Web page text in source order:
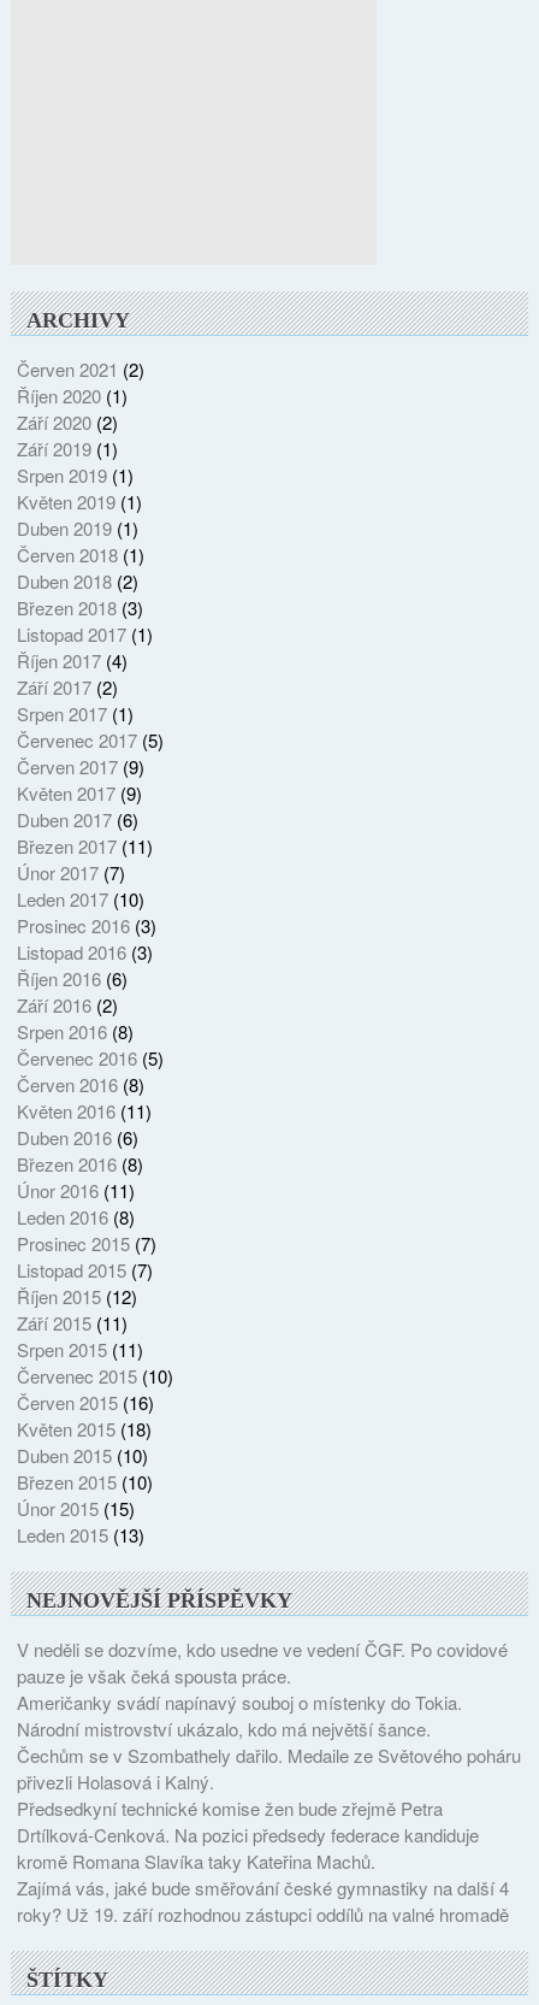
ARCHIVY
Červen 2021 (2)
Říjen 2020(1)
Září 2020(2)
Září 2019(1)
Srpen 2019(1)
Květen 2019(1)
Duben 2019(1)
Červen 2018(1)
Duben 2018(2)
Březen 2018(3)
Listopad 2017(1)
Říjen 2017(4)
Září 2017(2)
Srpen 2017(1)
Červenec 2017(5)
Červen 2017(9)
Květen 2017(9)
Duben 2017(6)
Březen 2017(11)
Únor 2017(7)
Leden 2017(10)
Prosinec 2016(3)
Listopad 2016(3)
Říjen 2016(6)
Září 2016(2)
Srpen 2016(8)
Červenec 2016(5)
Červen 2016(8)
Květen 2016(11)
Duben 2016(6)
Březen 2016(8)
Únor 2016(11)
Leden 2016(8)
Prosinec 2015(7)
Listopad 2015(7)
Říjen 2015(12)
Září 2015(11)
Srpen 2015(11)
Červenec 2015(10)
Červen 2015(16)
Květen 2015(18)
Duben 2015(10)
Březen 2015(10)
Únor 2015(15)
Leden 2015(13)
NEJNOVĚJŠÍ PŘÍSPĚVKY
V neděli se dozvíme, kdo usedne ve vedení ČGF. Po covidové
pauze je však čeká spousta práce.
Američanky svádí napínavý souboj o místenky do Tokia.
Národní mistrovství ukázalo, kdo má největší šance.
Čechům se v Szombathely dařilo. Medaile ze Světového poháru
přivezli Holasová i Kalný.
Předsedkyní technické komise žen bude zřejmě Petra
Drtílková-Cenková. Na pozici předsedy federace kandiduje
kromě Romana Slavíka taky Kateřina Machů.
Zajímá vás, jaké bude směřování české gymnastiky na další 4
roky? Už 19. září rozhodnou zástupci oddílů na valné hromadě
ŠTÍTKY